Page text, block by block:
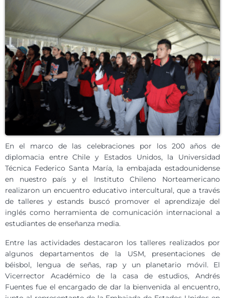
En el marco de las celebraciones por los 200 años de
diplomacia entre Chile y Estados Unidos, la Universidad
Técnica Federico Santa María, la embajada estadounidense
en nuestro país y el Instituto Chileno Norteamericano
realizaron un encuentro educativo intercultural, que a través
de talleres y estands buscó promover el aprendizaje del
inglés como herramienta de comunicación internacional a
estudiantes de enseñanza media.
Entre las actividades destacaron los talleres realizados por
algunos departamentos de la USM, presentaciones de
béisbol, lengua de señas, rap y un planetario móvil. El
Vicerrector Académico de la casa de estudios, Andrés
Fuentes fue el encargado de dar la bienvenida al encuentro,